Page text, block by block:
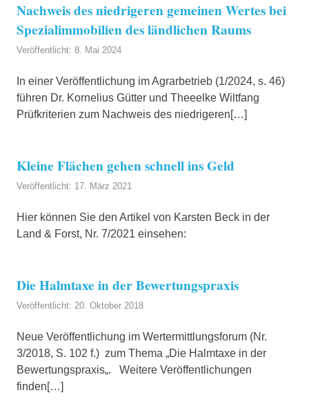
Nachweis des niedrigeren gemeinen Wertes bei
Spezialimmobilien des ländlichen Raums
Veröffentlicht: 8. Mai 2024
In einer Veröffentlichung im Agrarbetrieb (1/2024, s. 46)
führen Dr. Kornelius Gütter und Theeelke Wiltfang
Prüfkriterien zum Nachweis des niedrigeren[…]
Kleine Flächen gehen schnell ins Geld
Veröffentlicht: 17. März 2021
Hier können Sie den Artikel von Karsten Beck in der
Land & Forst, Nr. 7/2021 einsehen:
Die Halmtaxe in der Bewertungspraxis
Veröffentlicht: 20. Oktober 2018
Neue Veröffentlichung im Wertermittlungsforum (Nr.
3/2018, S. 102 f.) zum Thema „Die Halmtaxe in der
Bewertungspraxis„. Weitere Veröffentlichungen
finden[…]